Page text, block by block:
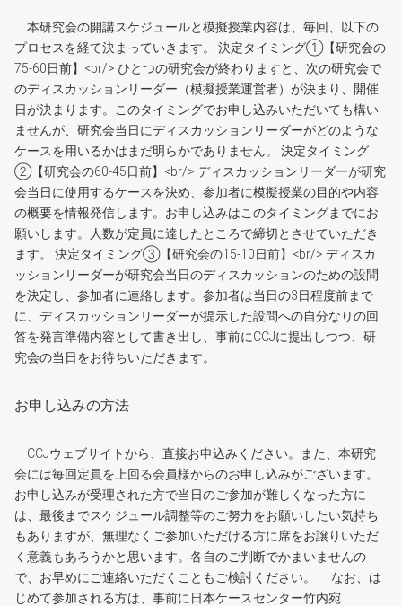
本研究会の開講スケジュールと模擬授業内容は、毎回、以下の
プロセスを経て決まっていきます。 決定タイミング①【研究会の
75-60日前】<br/> ひとつの研究会が終わりますと、次の研究会で
のディスカッションリーダー（模擬授業運営者）が決まり、開催
日が決まります。このタイミングでお申し込みいただいても構い
ませんが、研究会当日にディスカッションリーダーがどのような
ケースを用いるかはまだ明らかでありません。 決定タイミング
②【研究会の60-45日前】<br/> ディスカッションリーダーが研究
会当日に使用するケースを決め、参加者に模擬授業の目的や内容
の概要を情報発信します。お申し込みはこのタイミングまでにお
願いします。人数が定員に達したところで締切とさせていただき
ます。 決定タイミング③【研究会の15-10日前】<br/> ディスカ
ッションリーダーが研究会当日のディスカッションのための設問
を決定し、参加者に連絡します。参加者は当日の3日程度前まで
に、ディスカッションリーダーが提示した設問への自分なりの回
答を発言準備内容として書き出し、事前にCCJに提出しつつ、研
究会の当日をお待ちいただきます。
お申し込みの方法
CCJウェブサイトから、直接お申込みください。また、本研究
会には毎回定員を上回る会員様からのお申し込みがございます。
お申し込みが受理された方で当日のご参加が難しくなった方に
は、最後までスケジュール調整等のご努力をお願いしたい気持ち
もありますが、無理なくご参加いただける方に席をお譲りいただ
く意義もあろうかと思います。各自のご判断でかまいませんの
で、お早めにご連絡いただくこともご検討ください。 なお、は
じめて参加される方は、事前に日本ケースセンター竹内宛